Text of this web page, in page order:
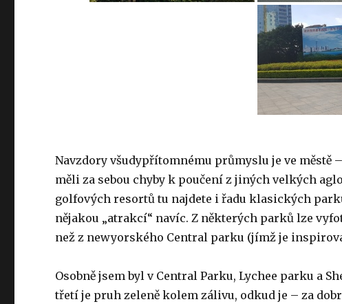
Navzdory všudypřítomnému průmyslu je ve městě
měli za sebou chyby k poučení z jiných velkých
golfových resortů tu najdete i řadu klasických
nějakou „atrakcí“ navíc. Z některých parků lze
než z newyorského Central parku (jímž je
Osobně jsem byl v Central Parku, Lychee parku a
třetí je pruh zeleně kolem zálivu, odkud je – za